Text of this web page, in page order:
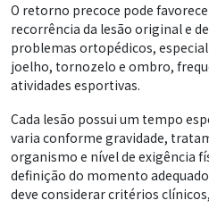
O retorno precoce pode
recorrência da lesão original e
problemas ortopédicos,
joelho, tornozelo e ombro,
atividades esportivas.
Cada lesão possui um tempo
varia conforme gravidade,
organismo e nível de exigência
definição do momento
deve considerar critérios